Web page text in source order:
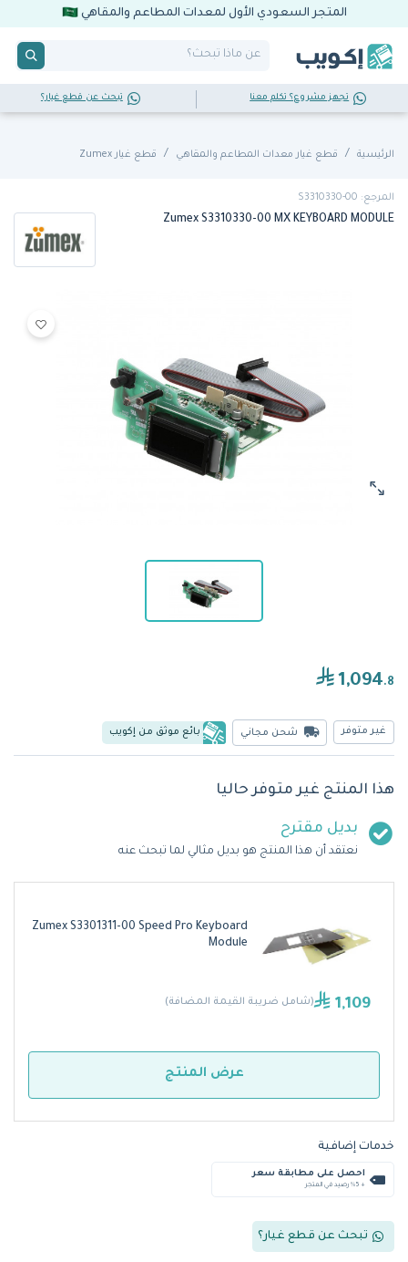
المتجر السعودي الأول لمعدات المطاعم والمقاهي
تجهز مشروع؟ تكلم معنا تبحث عن قطع غيار؟
الرئيسية قطع غيار معدات المطاعم والمقاهي قطع غيار Zumex
المرجع: S3310330-00
Zumex S3310330-00 MX KEYBOARD MODULE
1,094.8
غير متوفر شحن مجاني بائع موثق من إكويب
هذا المنتج غير متوفر حاليا
بديل مقترح
نعتقد أن هذا المنتج هو بديل مثالي لما تبحث عنه
Zumex S3301311-00 Speed Pro Keyboard
Module
1,109 (شامل ضريبة القيمة المضافة)
عرض المنتج
خدمات إضافية
احصل على مطابقة سعر
+ %5 رصيد في المتجر
تبحث عن قطع غيار؟